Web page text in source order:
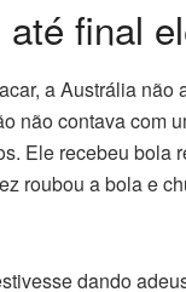
até final
a Austrália
não contava com
Ele recebeu
roubou a bola e
dando